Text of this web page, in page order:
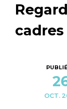
OCT.